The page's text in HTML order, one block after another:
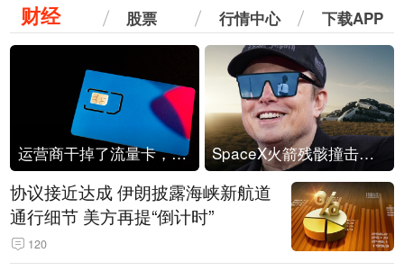
财经 股票 行情中心 下载APP
运营商干掉了流量卡，他们真的玩不起了 SpaceX火箭残骸撞击月球
协议接近达成 伊朗披露海峡新航道
通行细节 美方再提“倒计时”
120